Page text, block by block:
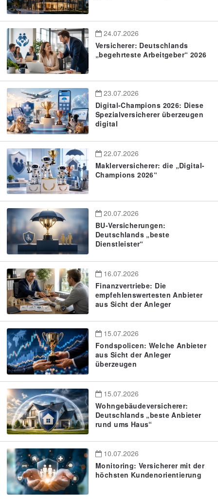
24.07.2026
Versicherer: Deutschlands
„begehrteste Arbeitgeber“ 2026
23.07.2026
Digital-Champions 2026: Diese
Spezialversicherer überzeugen
digital
22.07.2026
Maklerversicherer: die „Digital-
Champions 2026“
20.07.2026
BU-Versicherungen:
Deutschlands „beste
Dienstleister“
16.07.2026
Finanzvertriebe: Die
empfehlenswertesten Anbieter
aus Sicht der Anleger
15.07.2026
Fondspolicen: Welche Anbieter
aus Sicht der Anleger
überzeugen
15.07.2026
Wohngebäudeversicherer:
Deutschlands „beste Anbieter
rund ums Haus“
10.07.2026
Monitoring: Versicherer mit der
höchsten Kundenorientierung